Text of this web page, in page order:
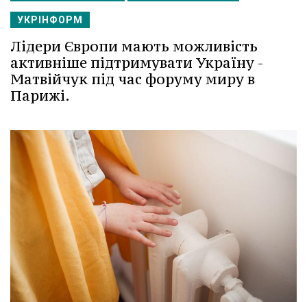
УКРІНФОРМ
Лідери Європи мають можливість
активніше підтримувати Україну -
Матвійчук під час форуму миру в
Парижі.